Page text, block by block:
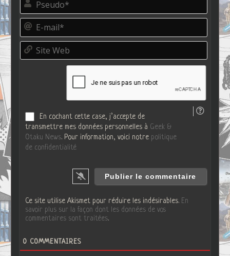
e
d
o
E
m
i
S
t
En cochant cette case, j’accepte de
transmettre mes données personnelles à Geek &
Otaku News. Pour information, voici notre politique
de confidentialité
Ce site utilise Akismet pour réduire les indésirables. En
savoir plus sur la façon dont les données de vos
commentaires sont traitées.
0 COMMENTAIRES